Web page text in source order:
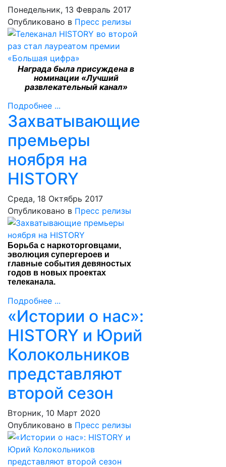
Понедельник, 13 Февраль 2017
Опубликовано в Пресс релизы
Награда была присуждена в
номинации «Лучший
развлекательный канал»
Подробнее ...
Захватывающие
премьеры
ноября на
HISTORY
Среда, 18 Октябрь 2017
Опубликовано в Пресс релизы
Борьба с наркоторговцами,
эволюция супергероев и
главные события девяностых
годов в новых проектах
телеканала.
Подробнее ...
«Истории о нас»:
HISTORY и Юрий
Колокольников
представляют
второй сезон
Вторник, 10 Март 2020
Опубликовано в Пресс релизы